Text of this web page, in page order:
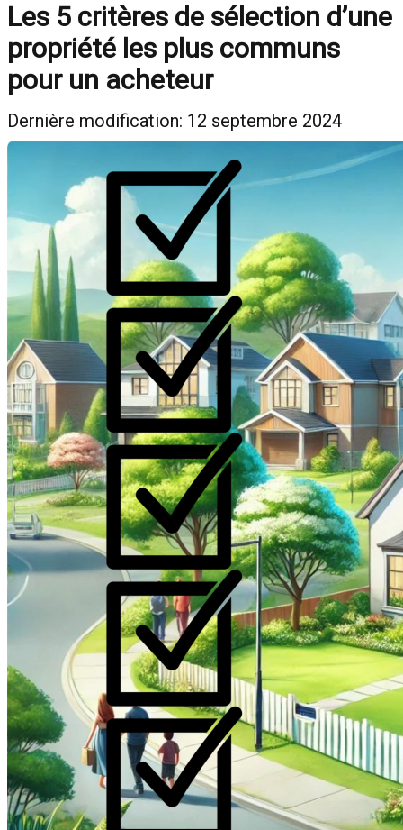
Les 5 critères de sélection d’une
propriété les plus communs
pour un acheteur
Dernière modification: 12 septembre 2024